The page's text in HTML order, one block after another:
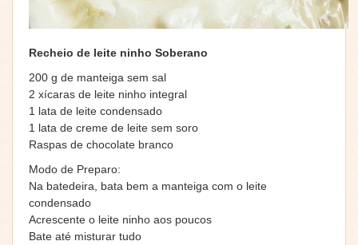
Recheio de leite ninho Soberano
200 g de manteiga sem sal
2 xícaras de leite ninho integral
1 lata de leite condensado
1 lata de creme de leite sem soro
Raspas de chocolate branco
Modo de Preparo:
Na batedeira, bata bem a manteiga com o leite
condensado
Acrescente o leite ninho aos poucos
Bate até misturar tudo